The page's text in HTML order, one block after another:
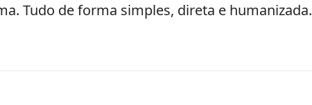
Tudo de forma simples, direta e humanizada.